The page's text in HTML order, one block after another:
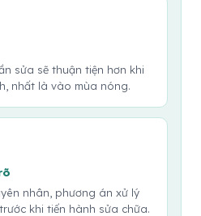
sửa sẽ thuận tiện hơn khi
nhất là vào mùa nóng.
nhân, phương án xử lý
khi tiến hành sửa chữa.